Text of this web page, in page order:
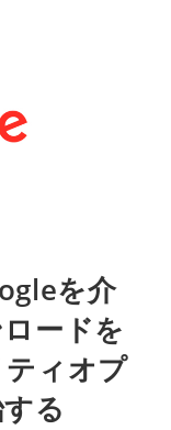
を介
ードを
ィオプ
る